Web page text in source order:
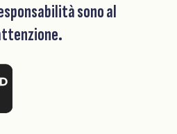
sono al